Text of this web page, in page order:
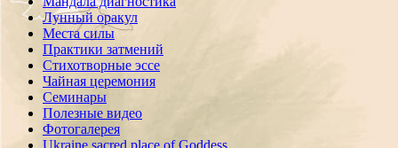
Лунный оракул
Места силы
Практики затмений
Стихотворные эссе
Чайная церемония
Семинары
Полезные видео
Фотогалерея